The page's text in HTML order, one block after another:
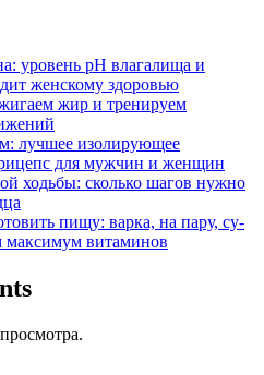
уровень pH влагалища и
женскому здоровью
жир и тренируем
лучшее изолирующее
для мужчин и женщин
ходьбы: сколько шагов нужно
пищу: варка, на пару, су-
витаминов